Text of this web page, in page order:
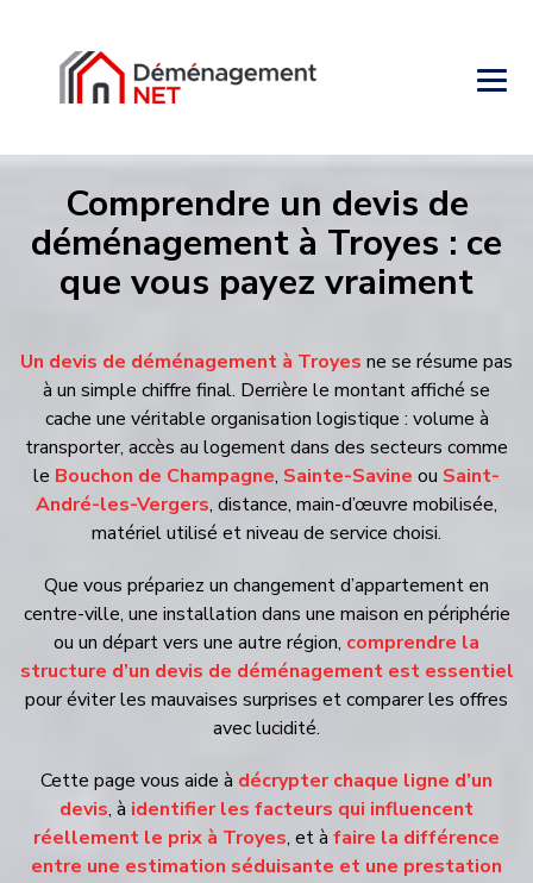
Comprendre un devis de
déménagement à Troyes : ce que
vous payez vraiment
Un devis de déménagement à Troyesne se résume pas à un
simple chiffre final. Derrière le montant affiché se cache une
véritable organisation logistique : volume à transporter, accès
au logement dans des secteurs comme leBouchon de
Champagne, Sainte-Savine ouSaint-André-les-Vergers
distance, main-d’œuvre mobilisée, matériel utilisé et niveau de
service choisi.
Que vous prépariez un changement d’appartement en centre-
ville, une installation dans une maison en périphérie ou un
départ vers une autre région,comprendre la structure d’un
devis de déménagement est essentielpour éviter les
mauvaises surprises et comparer les offres avec lucidité.
identifier les facteurs qui influencent réellement le prix à
Troyes, et àfaire la différence entre une estimation
séduisante et une prestation réellement adaptée à votre
projet. L’objectif est simple : vous permettre dechoisir en